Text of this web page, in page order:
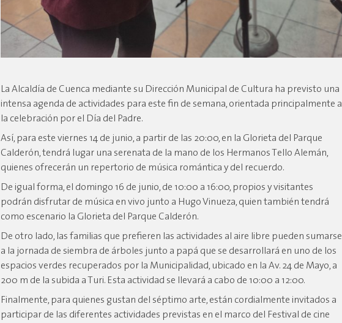
La Alcaldía de Cuenca mediante su Dirección Municipal de Cultura ha previsto una
intensa agenda de actividades para este fin de semana, orientada principalmente a
la celebración por el Día del Padre.
Así, para este viernes 14 de junio, a partir de las 20:00, en la Glorieta del Parque
Calderón, tendrá lugar una serenata de la mano de los Hermanos Tello Alemán,
quienes ofrecerán un repertorio de música romántica y del recuerdo.
De igual forma, el domingo 16 de junio, de 10:00 a 16:00, propios y visitantes
podrán disfrutar de música en vivo junto a Hugo Vinueza, quien también tendrá
como escenario la Glorieta del Parque Calderón.
De otro lado, las familias que prefieren las actividades al aire libre pueden sumarse
a la jornada de siembra de árboles junto a papá que se desarrollará en uno de los
espacios verdes recuperados por la Municipalidad, ubicado en la Av. 24 de Mayo, a
200 m de la subida a Turi. Esta actividad se llevará a cabo de 10:00 a 12:00.
Finalmente, para quienes gustan del séptimo arte, están cordialmente invitados a
participar de las diferentes actividades previstas en el marco del Festival de cine